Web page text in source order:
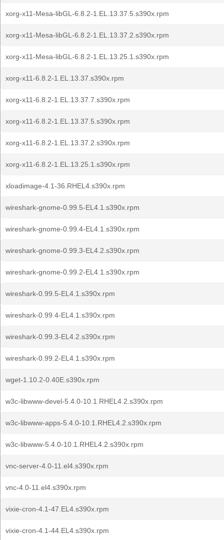
xorg-x11-Mesa-libGL-6.8.2-1.EL.13.37.5.s390x.rpm
xorg-x11-Mesa-libGL-6.8.2-1.EL.13.37.2.s390x.rpm
xorg-x11-Mesa-libGL-6.8.2-1.EL.13.25.1.s390x.rpm
xorg-x11-6.8.2-1.EL.13.37.s390x.rpm
xorg-x11-6.8.2-1.EL.13.37.7.s390x.rpm
xorg-x11-6.8.2-1.EL.13.37.5.s390x.rpm
xorg-x11-6.8.2-1.EL.13.37.2.s390x.rpm
xorg-x11-6.8.2-1.EL.13.25.1.s390x.rpm
xloadimage-4.1-36.RHEL4.s390x.rpm
wireshark-gnome-0.99.5-EL4.1.s390x.rpm
wireshark-gnome-0.99.4-EL4.1.s390x.rpm
wireshark-gnome-0.99.3-EL4.2.s390x.rpm
wireshark-gnome-0.99.2-EL4.1.s390x.rpm
wireshark-0.99.5-EL4.1.s390x.rpm
wireshark-0.99.4-EL4.1.s390x.rpm
wireshark-0.99.3-EL4.2.s390x.rpm
wireshark-0.99.2-EL4.1.s390x.rpm
wget-1.10.2-0.40E.s390x.rpm
w3c-libwww-devel-5.4.0-10.1.RHEL4.2.s390x.rpm
w3c-libwww-apps-5.4.0-10.1.RHEL4.2.s390x.rpm
w3c-libwww-5.4.0-10.1.RHEL4.2.s390x.rpm
vnc-server-4.0-11.el4.s390x.rpm
vnc-4.0-11.el4.s390x.rpm
vixie-cron-4.1-47.EL4.s390x.rpm
vixie-cron-4.1-44.EL4.s390x.rpm